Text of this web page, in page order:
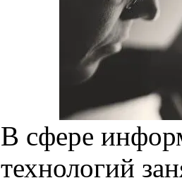
В сфере
технологий